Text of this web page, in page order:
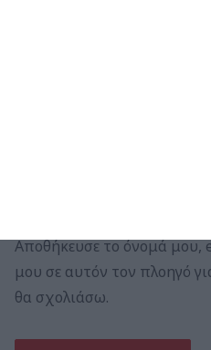
Αποθήκευσε το όνομά μου,
μου σε αυτόν τον πλοηγό
θα σχολιάσω.